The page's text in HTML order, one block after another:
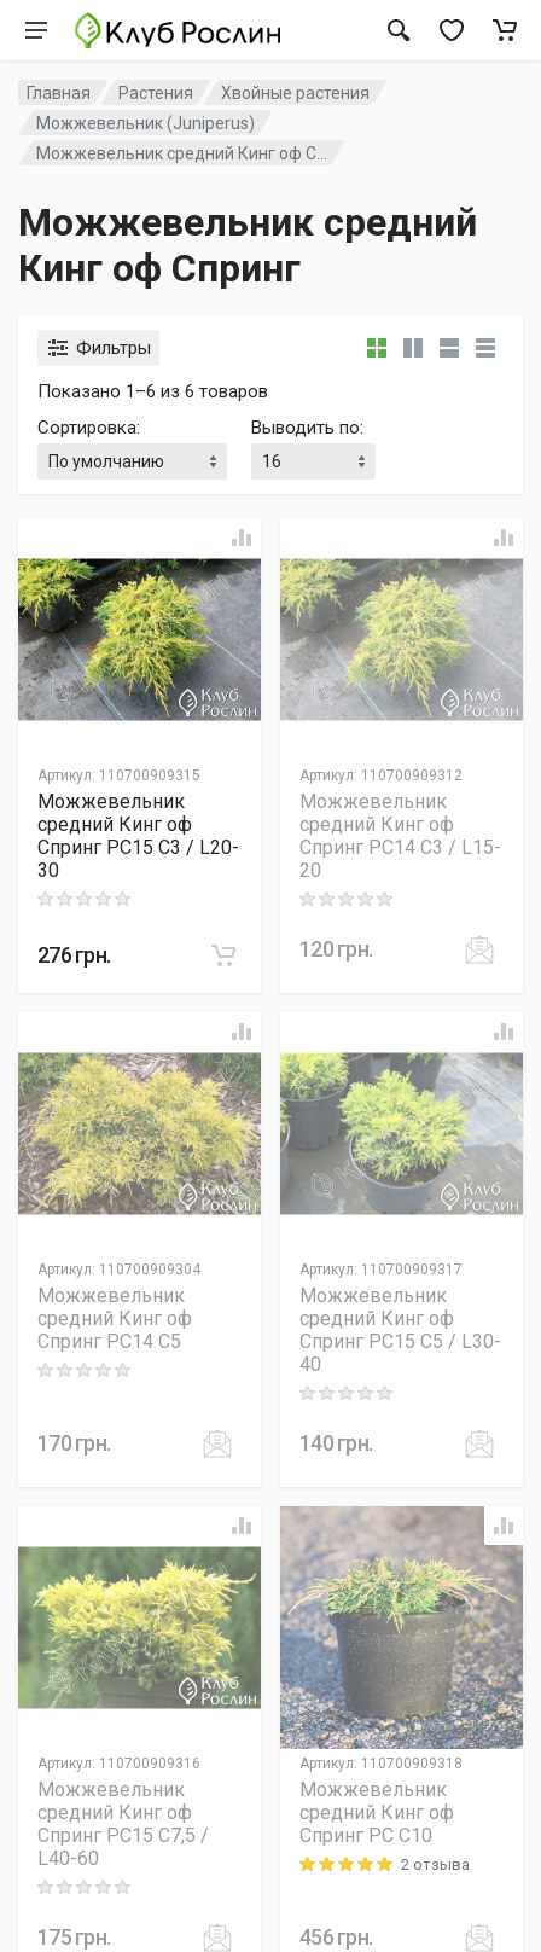
Главная Растения
Хвойные растения
Можжевельник (Juniperus)
Можжевельник средний Кинг оф С...
Можжевельник средний
Кинг оф Спринг
Фильтры
Показано 1–6 из 6 товаров
Сортировка: Выводить по:
Артикул: 110700909315
Можжевельник
средний Кинг оф
Спринг PC15 C3 / L20-
30
Rating: 0 out of 5
276грн.
Артикул: 110700909312
Можжевельник
средний Кинг оф
Спринг PC14 C3 / L15-
20
Rating: 0 out of 5
120грн.
Артикул: 110700909304
Можжевельник
средний Кинг оф
Спринг PC14 C5
Rating: 0 out of 5
170грн.
Артикул: 110700909317
Можжевельник
средний Кинг оф
Спринг PC15 C5 / L30-
40
Rating: 0 out of 5
140грн.
Артикул: 110700909316
Можжевельник
средний Кинг оф
Спринг PC15 C7,5 /
L40-60
Rating: 0 out of 5
175грн.
Артикул: 110700909318
Можжевельник
средний Кинг оф
Спринг PC C10
Rating: 5 out of 52 отзыва
456грн.